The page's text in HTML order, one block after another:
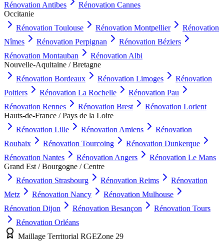
Rénovation Antibes Rénovation Cannes
Occitanie
Rénovation Toulouse Rénovation Montpellier
Rénovation
Nîmes
Rénovation Perpignan Rénovation Béziers
Rénovation Montauban Rénovation Albi
Nouvelle-Aquitaine / Bretagne
Rénovation Bordeaux Rénovation Limoges
Rénovation
Poitiers
Rénovation La Rochelle Rénovation Pau
Rénovation Rennes Rénovation Brest Rénovation Lorient
Hauts-de-France / Pays de la Loire
Rénovation Lille Rénovation Amiens
Rénovation
Roubaix
Rénovation Tourcoing Rénovation Dunkerque
Rénovation Nantes Rénovation Angers Rénovation Le Mans
Grand Est / Bourgogne / Centre
Rénovation Strasbourg Rénovation Reims
Rénovation
Metz
Rénovation Nancy Rénovation Mulhouse
Rénovation Dijon Rénovation Besançon Rénovation Tours
Rénovation Orléans
Maillage Territorial RGEZone 29